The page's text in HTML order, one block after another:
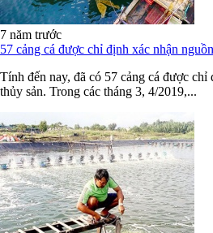
7 năm trước
57 cảng cá được chỉ định xác nhận
Tính đến nay, đã có 57 cảng cá được chỉ
thủy sản. Trong các tháng 3, 4/2019,...